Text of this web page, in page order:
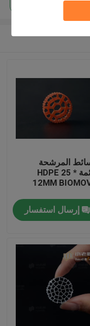
المرشحة
العائمة HDPE 25 *
12MM
إرسال استفسار